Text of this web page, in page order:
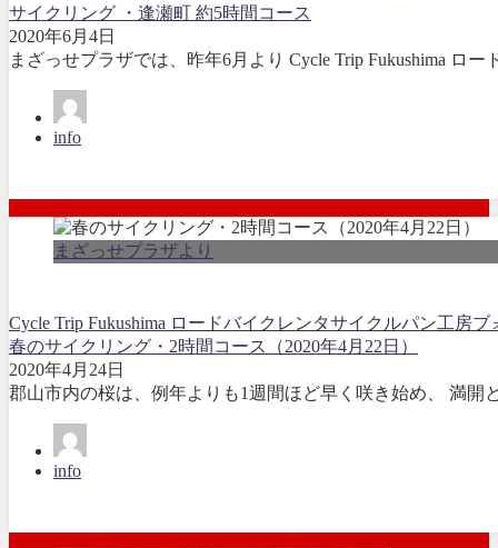
サイクリング ・逢瀬町 約5時間コース
2020年6月4日
まざっせプラザでは、昨年6月より Cycle Trip Fukushima ロ
info
まざっせプラザより
Cycle Trip Fukushima ロードバイクレンタサイクルパン工房ブ
春のサイクリング・2時間コース（2020年4月22日）
2020年4月24日
郡山市内の桜は、例年よりも1週間ほど早く咲き始め、 満
info